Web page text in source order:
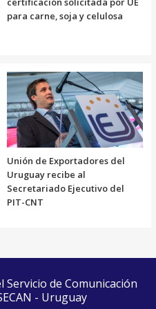
para carne, soja y celulosa
Unión de Exportadores del
Uruguay recibe al
Secretariado Ejecutivo del
PIT-CNT
de Comunicación
- Uruguay